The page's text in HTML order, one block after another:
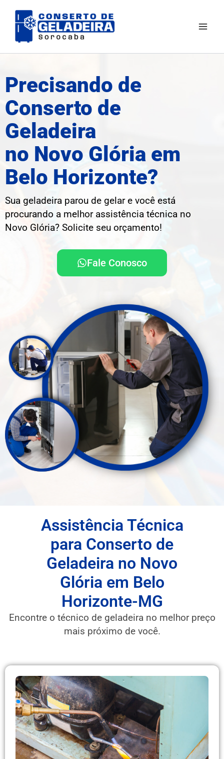
para
Precisando de
Conserto de
Geladeira
no Novo Glória em
Belo Horizonte?
Sua geladeira parou de gelar e você está
procurando a melhor assistência técnica no
Novo Glória? Solicite seu orçamento!
Fale Conosco
Assistência Técnica
para Conserto de
Geladeira no Novo
Glória em Belo
Horizonte-MG
Encontre o técnico de geladeira no melhor preço
mais próximo de você.